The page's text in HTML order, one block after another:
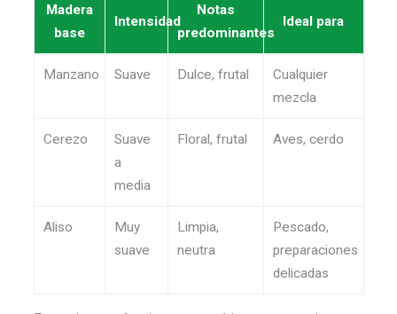
Madera
base
Intensidad
Notas
predominantes
Ideal para
Manzano Suave Dulce, frutal
Cualquier
mezcla
Cerezo
Suave
a
media
Floral, frutal Aves, cerdo
Aliso
Muy
suave
Limpia,
neutra
Pescado,
preparaciones
delicadas